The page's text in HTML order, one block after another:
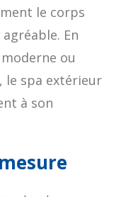
le corps
En
ou
le spa extérieur
à son